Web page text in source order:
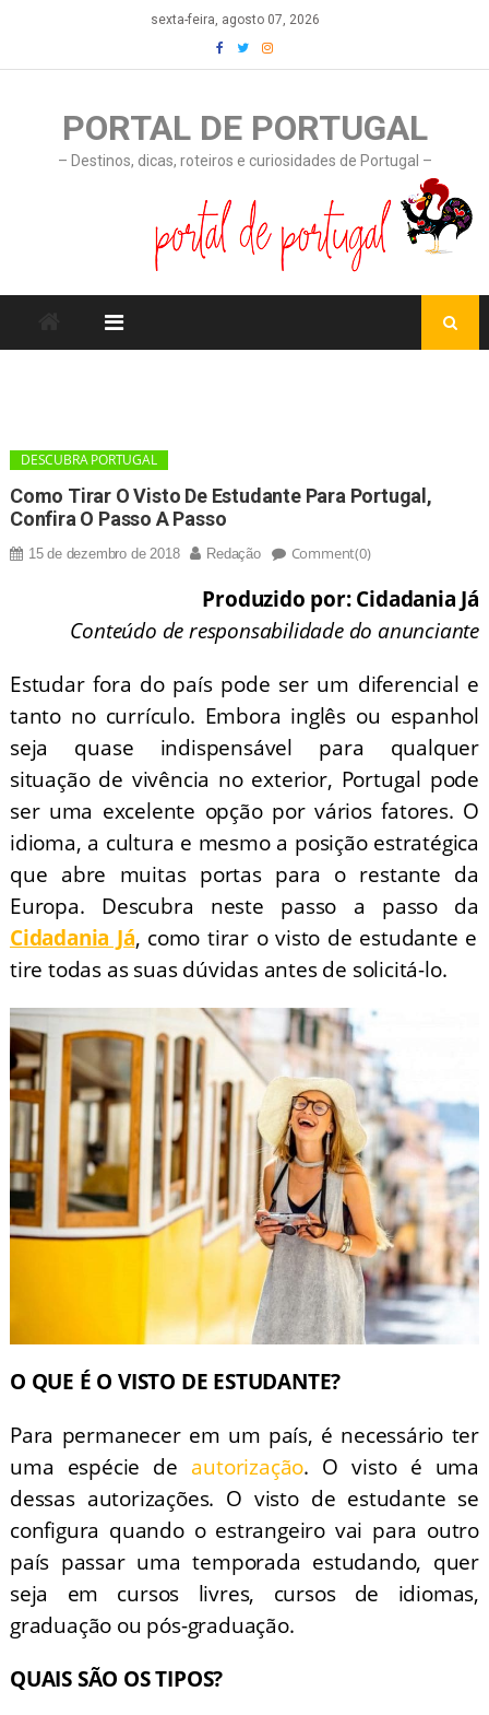
content
sexta-feira, agosto 07, 2026
PORTAL DE PORTUGAL
– Destinos, dicas, roteiros e curiosidades de Portugal –
DESCUBRA PORTUGAL
Como Tirar O Visto De Estudante Para Portugal,
Confira O Passo A Passo
15 de dezembro de 2018 Redação Comment(0)
Produzido por: Cidadania Já
Conteúdo de responsabilidade do anunciante
Estudar fora do país pode ser um diferencial e
tanto no currículo. Embora inglês ou espanhol
seja quase indispensável para qualquer
situação de vivência no exterior, Portugal pode
ser uma excelente opção por vários fatores. O
idioma, a cultura e mesmo a posição estratégica
que abre muitas portas para o restante da
Europa. Descubra neste passo a passo da
Cidadania Já, como tirar o visto de estudante e
tire todas as suas dúvidas antes de solicitá-lo.
O QUE É O VISTO DE ESTUDANTE?
Para permanecer em um país, é necessário ter
uma espécie de autorização. O visto é uma
dessas autorizações. O visto de estudante se
configura quando o estrangeiro vai para outro
país passar uma temporada estudando, quer
seja em cursos livres, cursos de idiomas,
graduação ou pós-graduação.
QUAIS SÃO OS TIPOS?